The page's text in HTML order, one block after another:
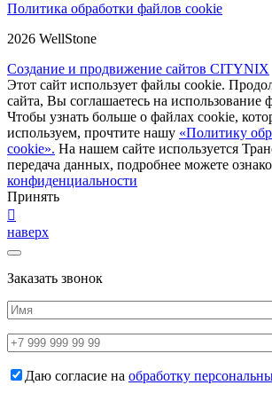
Политика обработки файлов cookie
2026 WellStone
Создание и продвижение сайтов CITYNIX
Этот сайт использует файлы cookie.
сайта, Вы соглашаетесь на использование
Чтобы узнать больше о файлах cookie,
используем, прочтите нашу «Политику
cookie». На нашем сайте используется
передача данных, подробнее можете
конфиденциальности
Принять
наверх
Заказать звонок
Даю согласие на обработку